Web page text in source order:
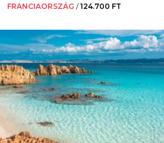
FRANCIAORSZÁG /124.700 FT